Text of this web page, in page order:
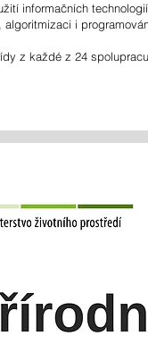
informačních
i
z každé z 24